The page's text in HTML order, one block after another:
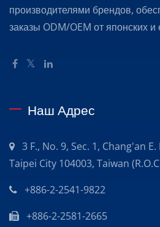
производителями брендов,
заказы ODM/OEM от японских
Наш Адрес
3 F., No. 9, Sec. 1, Chang'an
Taipei City 104003, Taiwan
+886-2-2541-9822
+886-2-2581-2665